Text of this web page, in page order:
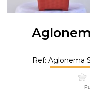
Ref: Aglonema